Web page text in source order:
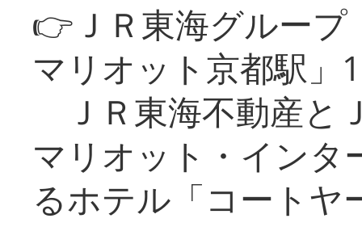
👉ＪＲ東海グルー
マリオット京都駅」
ＪＲ東海不動産と
マリオット・インタ
るホテル「コートヤ